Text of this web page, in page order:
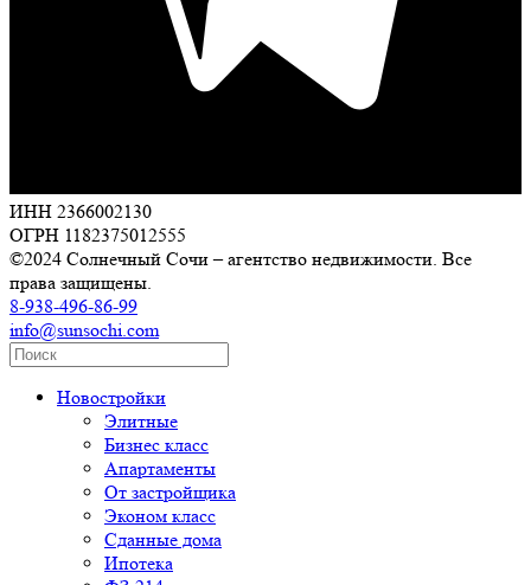
ИНН 2366002130
ОГРН 1182375012555
©2024 Солнечный Сочи – агентство недвижимости. Все
права защищены.
8-938-496-86-99
info@sunsochi.com
Новостройки
Элитные
Бизнес класс
Апартаменты
От застройщика
Эконом класс
Сданные дома
Ипотека